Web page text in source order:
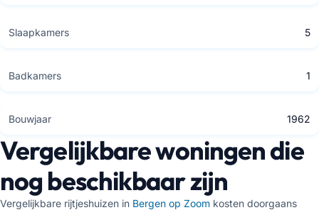
Slaapkamers 5
Badkamers 1
Bouwjaar 1962
Vergelijkbare woningen die
nog beschikbaar zijn
Vergelijkbare rijtjeshuizen in Bergen op Zoom kosten doorgaans